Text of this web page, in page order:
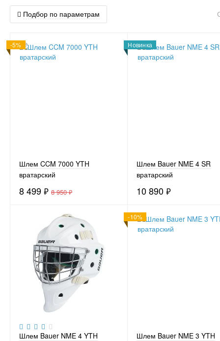
Подбор по параметрам
-5%
Шлем CCM 7000 YTH
вратарский
8 499₽ 8 950₽
Новинка
Шлем Bauer NME 4 SR
вратарский
10 890₽
Шлем Bauer NME 4 YTH
-10%
Шлем Bauer NME 3 YTH